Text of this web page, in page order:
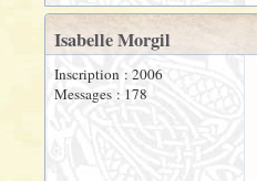
Isabelle Morgil
Inscription : 2006
Messages : 178